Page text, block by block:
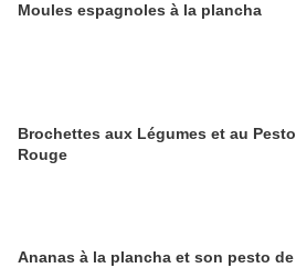
Moules espagnoles à la plancha
Brochettes aux Légumes et au Pesto
Rouge
Ananas à la plancha et son pesto de